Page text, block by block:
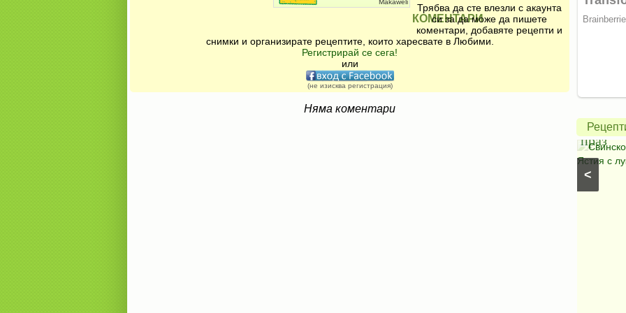
Makaweli
КОМЕНТАРИ
Трябва да сте влезли с акаунта
си за да може да пишете
коментари, добавяте рецепти и
снимки и организирате рецептите, които харесвате в Любими.
Регистрирай се сега!
или
(не изисква регистрация)
Няма коментари
<
Зелена
салата
с
авокадо
с
праз
Ястия с